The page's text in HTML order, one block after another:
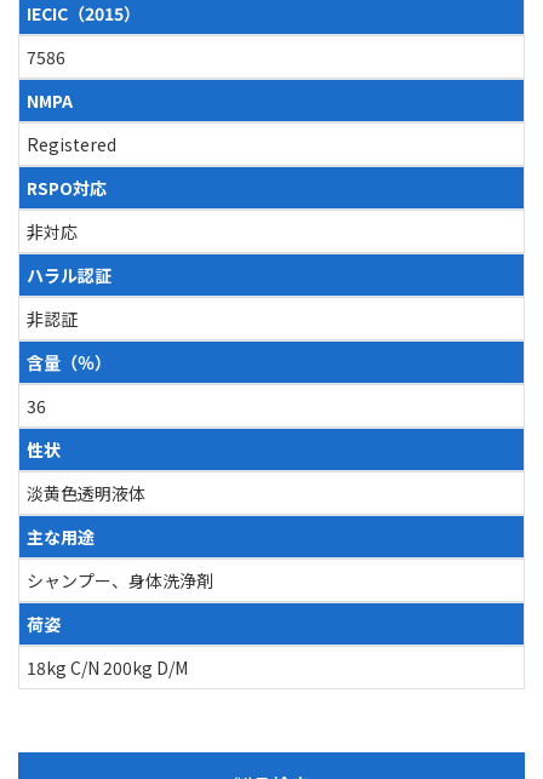
IECIC（2015）
7586
NMPA
Registered
RSPO対応
非対応
ハラル認証
非認証
含量（％）
36
性状
淡黄色透明液体
主な用途
シャンプー、身体洗浄剤
荷姿
18kg C/N 200kg D/M